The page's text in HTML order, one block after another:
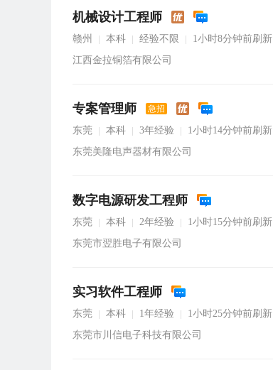
机械设计工程师
赣州 本科 经验不限
1小时8分钟前刷新
江西金拉铜箔有限公司
专案管理师 急招
东莞 本科 3年经验
1小时14分钟前刷新
东莞美隆电声器材有限公司
数字电源研发工程师
东莞 本科 2年经验
1小时15分钟前刷新
东莞市翌胜电子有限公司
实习软件工程师
东莞 本科 1年经验
1小时25分钟前刷新
东莞市川信电子科技有限公司